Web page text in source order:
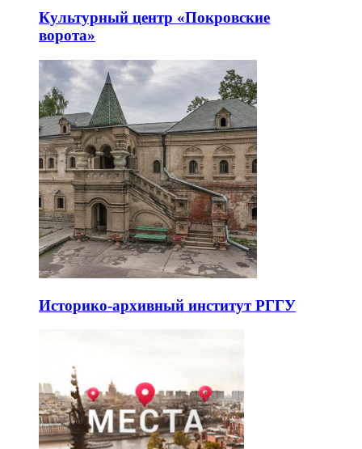
Культурный центр «Покровские
ворота»
Историко-архивный институт РГГУ